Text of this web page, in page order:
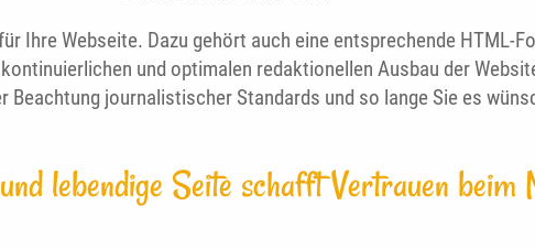
Ihre Webseite. Dazu gehört auch eine entsprechende HTML-
und optimalen redaktionellen Ausbau der
Beachtung journalistischer Standards und so lange Sie es
lebendige Seite schafft Vertrauen beim